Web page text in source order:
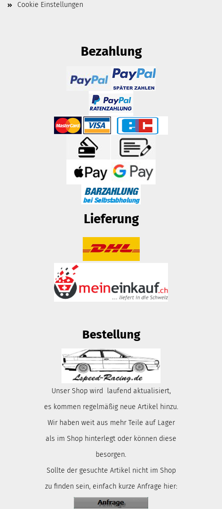
Cookie Einstellungen
Bezahlung
Lieferung
Bestellung
Unser Shop wird laufend aktualisiert,
es kommen regelmäßig neue Artikel hinzu.
Wir haben weit aus mehr Teile auf Lager
als im Shop hinterlegt oder können diese
besorgen.
Sollte der gesuchte Artikel nicht im Shop
zu finden sein, einfach kurze Anfrage hier: